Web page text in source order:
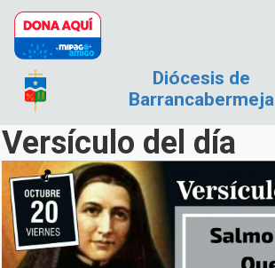
Pasar al contenido principal
Diócesis de
Barrancabermeja
Versículo del día